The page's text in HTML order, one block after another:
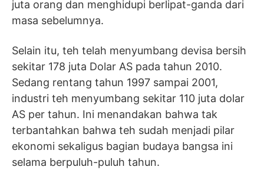
juta orang dan menghidupi berlipat-ganda dari
masa sebelumnya.
Selain itu, teh telah menyumbang devisa bersih
sekitar 178 juta Dolar AS pada tahun 2010.
Sedang rentang tahun 1997 sampai 2001,
industri teh menyumbang sekitar 110 juta dolar
AS per tahun. Ini menandakan bahwa tak
terbantahkan bahwa teh sudah menjadi pilar
ekonomi sekaligus bagian budaya bangsa ini
selama berpuluh-puluh tahun.